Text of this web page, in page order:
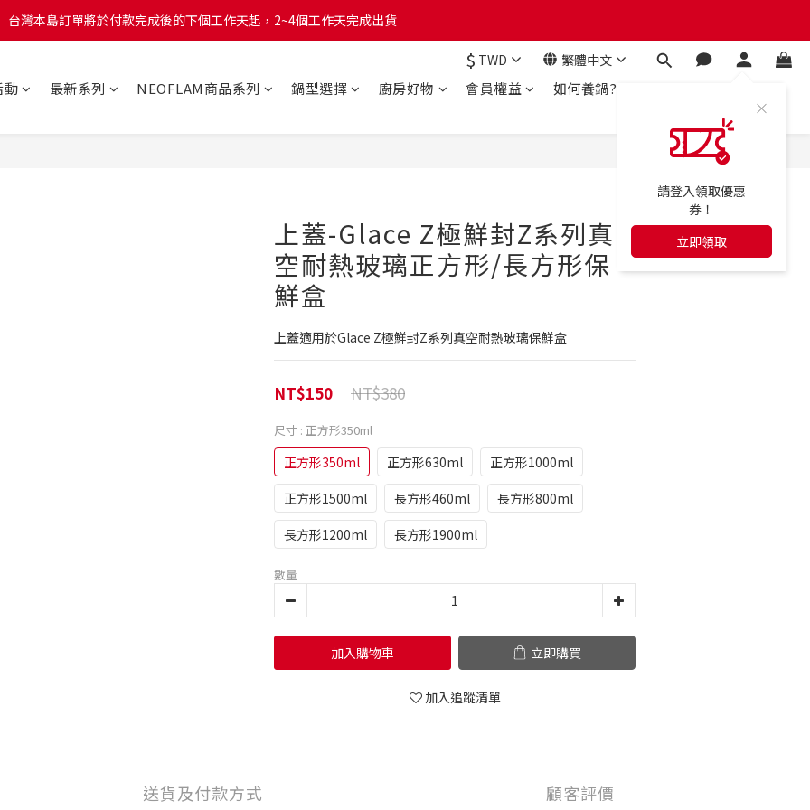
台灣本島訂單將於付款完成後的下個工作天起，2~4個工作天完成出貨
台灣本島訂單將於付款完成後的下個工作天起，2~4個工作天完成出貨
台灣本島訂單將於付款完成後的下個工作天起，2~4個工作天完成出貨
$ TWD 繁體中文
請登入領取優惠
券！
立即領取
動 最新系列 NEOFLAM商品系列 鍋型選擇 廚房好物 會員權益 如何養鍋?
上蓋-Glace Z極鮮封Z系列真
空耐熱玻璃正方形/長方形保
鮮盒
上蓋適用於Glace Z極鮮封Z系列真空耐熱玻璃保鮮盒
NT$380
NT$150
尺寸 : 正方形350ml
正方形350ml 正方形630ml
正方形1000ml
正方形1500ml
長方形460ml
長方形800ml
長方形1200ml
長方形1900ml
數量
加入購物車 立即購買
加入追蹤清單
送貨及付款方式 顧客評價